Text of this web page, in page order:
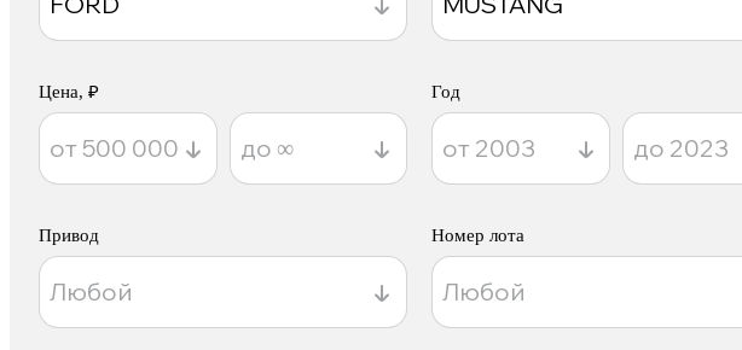
Цена, ₽ Год
Привод Номер лота